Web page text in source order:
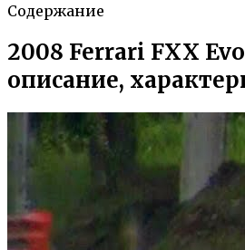
Содержание
2008 Ferrari FXX
описание,